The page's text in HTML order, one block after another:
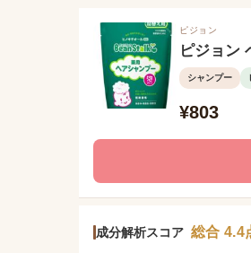
ピジョン
ピジョン
シャンプー
¥803
成分解析スコア 総合 4.4